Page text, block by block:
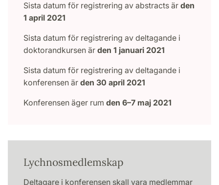
Sista datum för registrering av abstracts är den
1 april 2021
Sista datum för registrering av deltagande i
doktorandkursen är den 1 januari 2021
Sista datum för registrering av deltagande i
konferensen är den 30 april 2021
Konferensen äger rum den 6–7 maj 2021
Lychnosmedlemskap
Deltagare i konferensen skall vara medlemmar